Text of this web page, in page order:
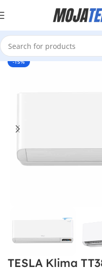
-15%
TESLA Klima